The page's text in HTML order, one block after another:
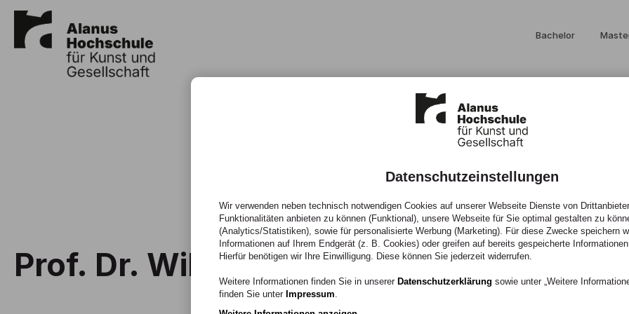
Bachelor
Prof. Dr. Wilfried Sommer
Datenschutzeinstellungen
Wir verwenden neben technisch notwendigen Cookies auf unserer Webseite Dienste von
Funktionalitäten anbieten zu können (Funktional), unsere Webseite für Sie optimal gestalten zu
(Analytics/Statistiken), sowie für personalisierte Werbung (Marketing). Für diese Zwecke speichern
Informationen auf Ihrem Endgerät (z. B. Cookies) oder greifen auf bereits gespeicherte
Hierfür benötigen wir Ihre Einwilligung. Diese können Sie jederzeit widerrufen.
Weitere Informationen finden Sie in unserer Datenschutzerklärung sowie unter „Weitere
finden Sie unter Impressum.